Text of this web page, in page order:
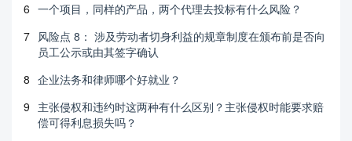
6 一个项目，同样的产品，两个代理去投标有什么风险？
7 风险点 8： 涉及劳动者切身利益的规章制度在颁布前是否向
员工公示或由其签字确认
8 企业法务和律师哪个好就业？
9 主张侵权和违约时这两种有什么区别？主张侵权时能要求赔
偿可得利息损失吗？